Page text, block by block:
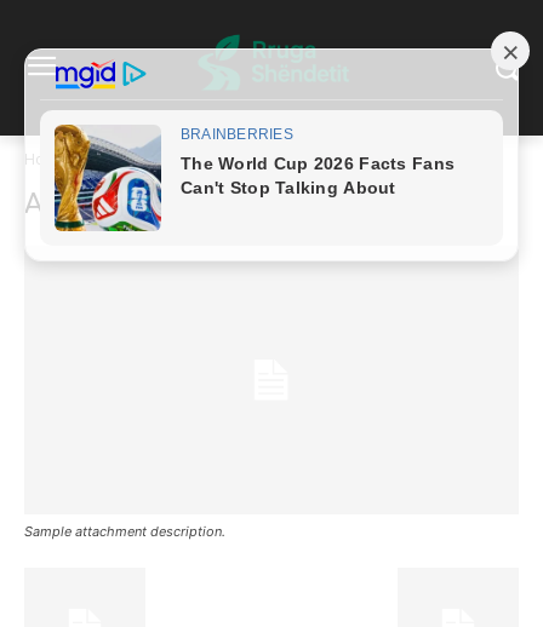
Home Parent Post Sample Title Attachment Sample Title
Attachment Page Sample Title
Sample attachment description.